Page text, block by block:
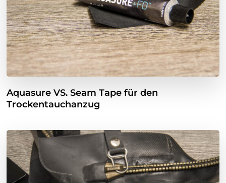
Aquasure VS. Seam Tape für den
Trockentauchanzug